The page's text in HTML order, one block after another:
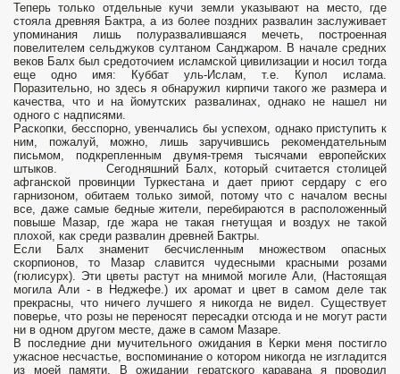
Теперь только отдельные кучи земли указывают на место, где
стояла древняя Бактра, а из более поздних развалин заслуживает
упоминания лишь полураз­валившаяся мечеть, построенная
повелителем сельджуков сул­таном Санджаром. В начале средних
веков Балх был средото­чием исламской цивилизации и носил тогда
еще одно имя: Куббат уль-Ислам, т.е. Купол ислама.
Поразительно, но здесь я обнаружил кирпичи такого же размера и
качества, что и на йомутских развалинах, однако не нашел ни
одного с надписями.
Раскопки, бесспорно, увенчались бы успехом, однако приступить к
ним, пожалуй, можно, лишь заручившись рекомендательным
письмом, подкрепленным двумя-тремя тысячами европейских
штыков. Сегодняшний Балх, который считается столицей
афганской провинции Туркестана и дает приют сердару с его
гарнизоном, обитаем только зимой, потому что с началом весны
все, даже самые бедные жители, перебираются в расположенный
повыше Мазар, где жара не такая гнетущая и воздух не такой
плохой, как среди развалин древней Бактры.
Если Балх знаменит бесчислен­ным множеством опасных
скорпионов, то Мазар славится чудес­ными красными розами
(гюлисурх). Эти цветы растут на мнимой могиле Али, (Настоящая
могила Али - в Неджефе.) их аромат и цвет в самом деле так
прекрасны, что ничего лучшего я никогда не видел. Существует
поверье, что розы не переносят пересадки отсюда и не могут расти
ни в одном другом месте, даже в самом Мазаре.
В последние дни мучительного ожидания в Керки меня постигло
ужасное несчастье, воспоминание о котором никогда не изгладится
из моей памяти. В ожидании гератского каравана я проводил